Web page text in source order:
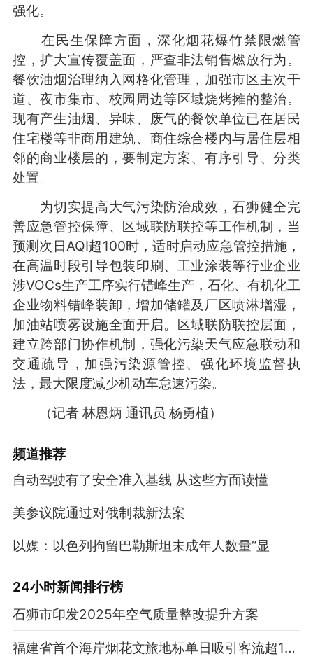
强化。
在民生保障方面，深化烟花爆竹禁限燃管
控，扩大宣传覆盖面，严查非法销售燃放行为。
餐饮油烟治理纳入网格化管理，加强市区主次干
道、夜市集市、校园周边等区域烧烤摊的整治。
现有产生油烟、异味、废气的餐饮单位已在居民
住宅楼等非商用建筑、商住综合楼内与居住层相
邻的商业楼层的，要制定方案、有序引导、分类
处置。
为切实提高大气污染防治成效，石狮健全完
善应急管控保障、区域联防联控等工作机制，当
预测次日AQI超100时，适时启动应急管控措施，
在高温时段引导包装印刷、工业涂装等行业企业
涉VOCs生产工序实行错峰生产，石化、有机化工
企业物料错峰装卸，增加储罐及厂区喷淋增湿，
加油站喷雾设施全面开启。区域联防联控层面，
建立跨部门协作机制，强化污染天气应急联动和
交通疏导，加强污染源管控、强化环境监督执
法，最大限度减少机动车怠速污染。
（记者 林恩炳 通讯员 杨勇植）
频道推荐
自动驾驶有了安全准入基线 从这些方面读懂
美参议院通过对俄制裁新法案
以媒：以色列拘留巴勒斯坦未成年人数量“显
24小时新闻排行榜
石狮市印发2025年空气质量整改提升方案
福建省首个海岸烟花文旅地标单日吸引客流超12万人次